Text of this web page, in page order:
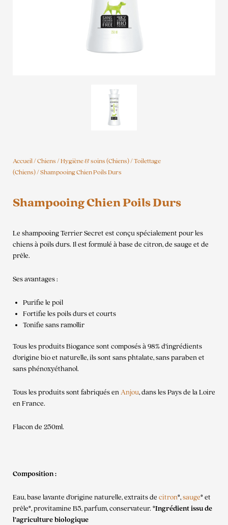
Accueil/Chiens/Hygiène & soins (Chiens)/Toilettage
(Chiens)/ Shampooing Chien Poils Durs
Shampooing Chien Poils Durs
Le shampooing Terrier Secret est conçu spécialement pour les
chiens à poils durs. Il est formulé à base de citron, de sauge et de
prêle.
Ses avantages :
Purifie le poil
Fortifie les poils durs et courts
Tonifie sans ramollir
Tous les produits Biogance sont composés à 98% d’ingrédients
d’origine bio et naturelle, ils sont sans phtalate, sans paraben et
sans phénoxyéthanol.
Tous les produits sont fabriqués enAnjou, dans les Pays de la Loire
en France.
Flacon de 250ml.
Composition :
Eau, base lavante d’origine naturelle, extraits de citron*,sauge* et
prêle*, provitamine B5, parfum, conservateur. *Ingrédient issu de
l’agriculture biologique